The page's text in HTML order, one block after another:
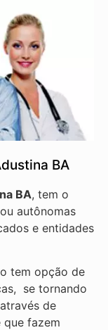
BA
BA, tem o
autônomas
e entidades
tem opção de
se tornando
de
que fazem